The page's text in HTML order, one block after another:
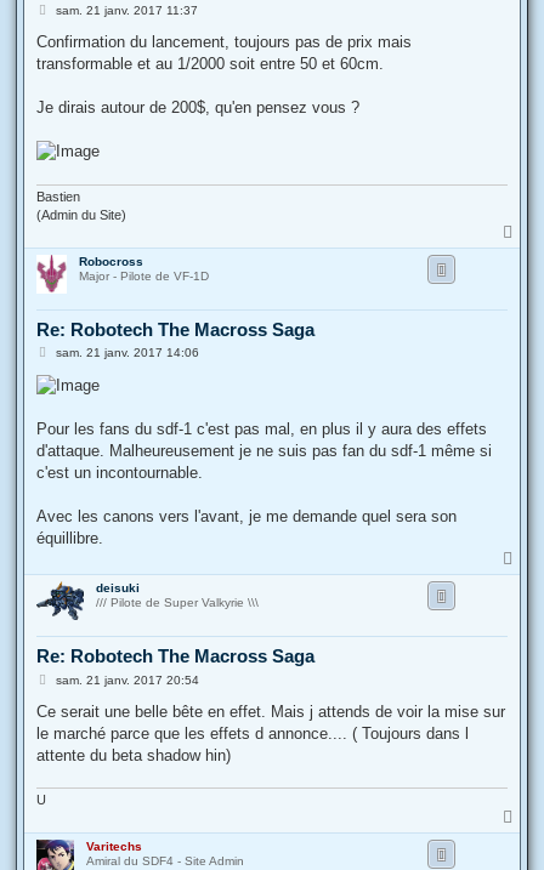
M
s
a
sam. 21 janv. 2017 11:37
Confirmation du lancement, toujours pas de prix mais
transformable et au 1/2000 soit entre 50 et 60cm.
Je dirais autour de 200$, qu'en pensez vous ?
Bastien
(Admin du Site)
a
Robocross
Major - Pilote de VF-1D
Re: Robotech The Macross Saga
M
s
s
g
sam. 21 janv. 2017 14:06
Pour les fans du sdf-1 c'est pas mal, en plus il y aura des effets
d'attaque. Malheureusement je ne suis pas fan du sdf-1 même si
c'est un incontournable.
Avec les canons vers l'avant, je me demande quel sera son
équillibre.
a
deisuki
/// Pilote de Super Valkyrie \\\
Re: Robotech The Macross Saga
M
s
a
g
sam. 21 janv. 2017 20:54
Ce serait une belle bête en effet. Mais j attends de voir la mise sur
le marché parce que les effets d annonce.... ( Toujours dans l
attente du beta shadow hin)
U
a
Varitechs
Amiral du SDF4 - Site Admin